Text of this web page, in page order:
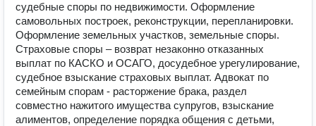
судебные споры по недвижимости. Оформление
самовольных построек, реконструкции, перепланировки.
Оформление земельных участков, земельные споры.
Страховые споры – возврат незаконно отказанных
выплат по КАСКО и ОСАГО, досудебное урегулирование,
судебное взыскание страховых выплат. Адвокат по
семейным спорам - расторжение брака, раздел
совместно нажитого имущества супругов, взыскание
алиментов, определение порядка общения с детьми,